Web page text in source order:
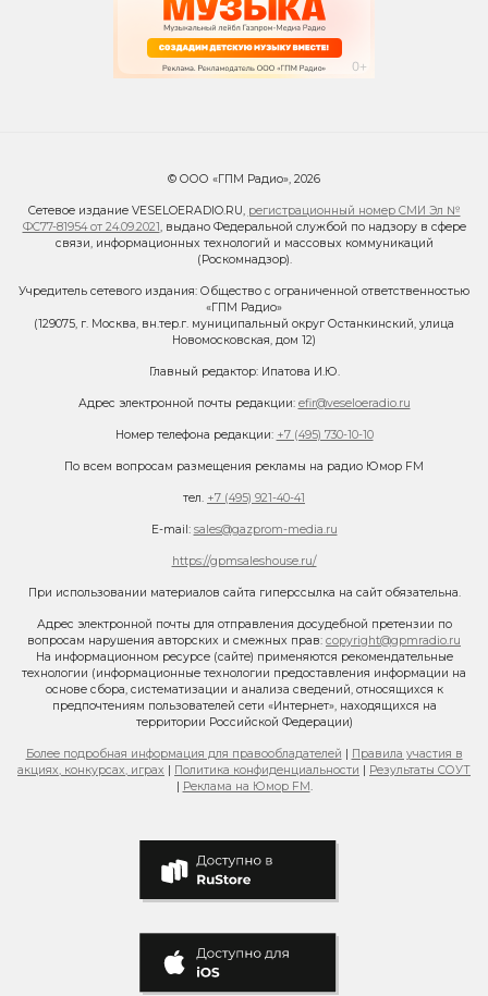
© ООО «ГПМ Радио», 2026
Сетевое издание VESELOERADIO.RU, регистрационный номер СМИ Эл №
ФС77-81954 от 24.09.2021, выдано Федеральной службой по надзору в сфере
связи, информационных технологий и массовых коммуникаций
(Роскомнадзор).
Учредитель сетевого издания: Общество с ограниченной ответственностью
«ГПМ Радио»
(129075, г. Москва, вн.тер.г. муниципальный округ Останкинский, улица
Новомосковская, дом 12)
Главный редактор: Ипатова И.Ю.
Адрес электронной почты редакции: efir@veseloeradio.ru
Номер телефона редакции: +7 (495) 730-10-10
По всем вопросам размещения рекламы на радио Юмор FM
тел. +7 (495) 921-40-41
E-mail: sales@gazprom-media.ru
https://gpmsaleshouse.ru/
При использовании материалов сайта гиперссылка на сайт обязательна.
Адрес электронной почты для отправления досудебной претензии по
вопросам нарушения авторских и смежных прав: copyright@gpmradio.ru
На информационном ресурсе (сайте) применяются рекомендательные
технологии (информационные технологии предоставления информации на
основе сбора, систематизации и анализа сведений, относящихся к
предпочтениям пользователей сети «Интернет», находящихся на
территории Российской Федерации)
Более подробная информация для правообладателей | Правила участия в
акциях, конкурсах, играх | Политика конфиденциальности | Результаты СОУТ
| Реклама на Юмор FM.